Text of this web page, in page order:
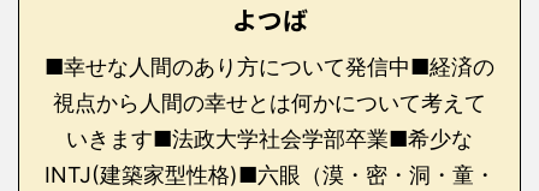
よつば
■幸せな人間のあり方について発信中■経済の
視点から人間の幸せとは何かについて考えて
いきます■法政大学社会学部卒業■希少な
INTJ(建築家型性格)■六眼（漠・密・洞・童・